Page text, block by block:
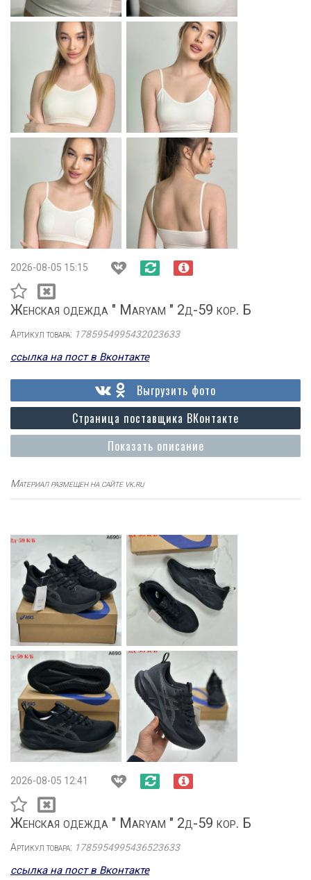
2026-08-05 15:15
Женская одежда " Maryam " 2д-59 кор. Б
Артикул товара: 1785954995432023633
ссылка на пост в Вконтакте
Показать описание
Страница поставщика ВКонтакте
Выгрузить фото
Материал размещен на сайте vk.ru
2026-08-05 12:41
Женская одежда " Maryam " 2д-59 кор. Б
Артикул товара: 1785954995436523633
ссылка на пост в Вконтакте